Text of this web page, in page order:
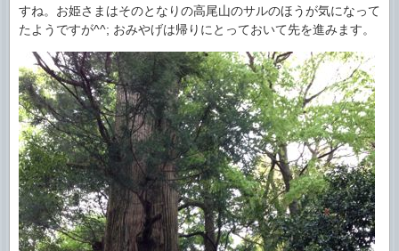
すね。お姫さまはそのとなりの高尾山のサルのほうが気になって
たようですが^^; おみやげは帰りにとっておいて先を進みます。